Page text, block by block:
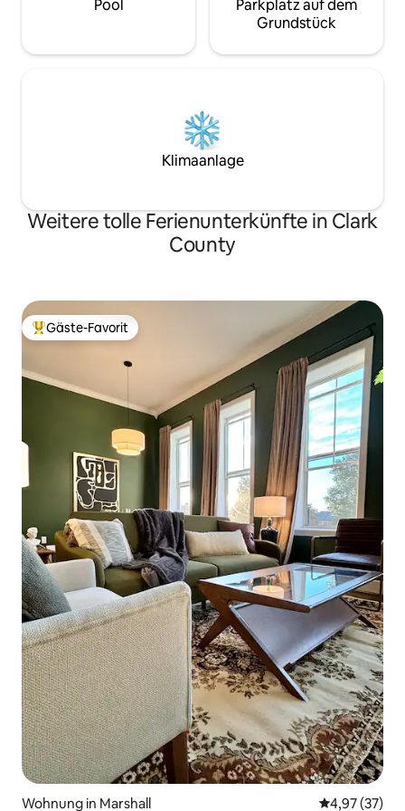
Pool
Parkplatz auf dem
Grundstück
Klimaanlage
Weitere tolle Ferienunterkünfte in Clark
County
Beliebter Gäste-Favorit.
Gäste-Favorit
Wohnung in Marshall 4,97 (37)